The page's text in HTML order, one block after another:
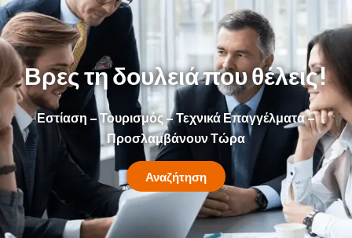
Βρες τη δουλειά που θέλεις!
Εστίαση – Τουρισμός – Τεχνικά Επαγγέλματα –
Προσλαμβάνουν Τώρα
Αναζήτηση